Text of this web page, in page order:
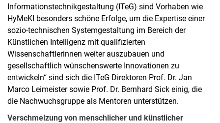
Informationstechnikgestaltung (ITeG) sind Vorhaben wie
HyMeKI besonders schöne Erfolge, um die Expertise einer
sozio-technischen Systemgestaltung im Bereich der
Künstlichen Intelligenz mit qualifizierten
Wissenschaftlerinnen weiter auszubauen und
gesellschaftlich wünschenswerte Innovationen zu
entwickeln“ sind sich die ITeG Direktoren Prof. Dr. Jan
Marco Leimeister sowie Prof. Dr. Bernhard Sick einig, die
die Nachwuchsgruppe als Mentoren unterstützen.
Verschmelzung von menschlicher und künstlicher